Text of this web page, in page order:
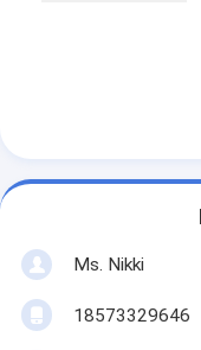
Ms. Nikki
18573329646